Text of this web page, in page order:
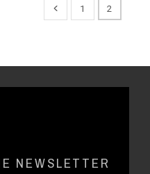
1 2
NEWSLETTER